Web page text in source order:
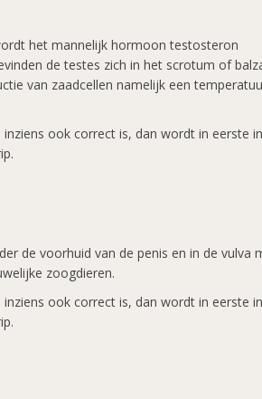
het mannelijk hormoon testosteron
de testes zich in het scrotum of
van zaadcellen namelijk een
ook correct is, dan wordt in eerste
de voorhuid van de penis en in de vulva
zoogdieren.
ook correct is, dan wordt in eerste